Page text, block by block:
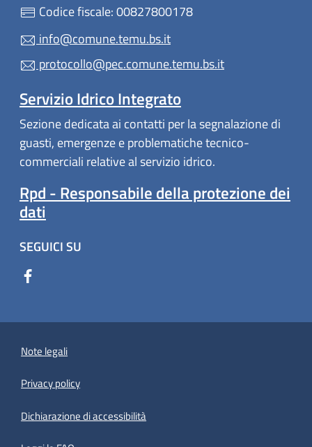
Codice fiscale: 00827800178
info@comune.temu.bs.it
protocollo@pec.comune.temu.bs.it
Servizio Idrico Integrato
Sezione dedicata ai contatti per la segnalazione di
guasti, emergenze e problematiche tecnico-
commerciali relative al servizio idrico.
Rpd - Responsabile della protezione dei
dati
SEGUICI SU
Note legali
Privacy policy
Dichiarazione di accessibilità